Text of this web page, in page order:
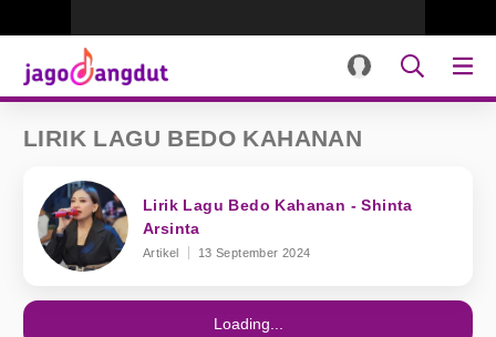
LIRIK LAGU BEDO KAHANAN
Lirik Lagu Bedo Kahanan - Shinta
Arsinta
Artikel 13 September 2024
Loading...